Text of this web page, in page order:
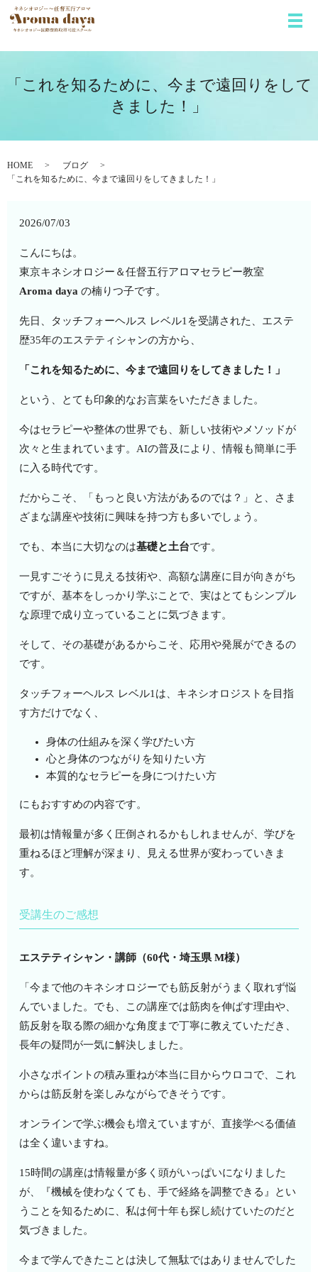
メ
「これを知るために、今まで遠回りをして
きました！」
HOME
ブログ
「これを知るために、今まで遠回りをしてきました！」
2026/07/03
こんにちは。
東京キネシオロジー＆任督五行アロマセラピー教室
Aroma daya の楠りつ子です。
先日、タッチフォーヘルス レベル1を受講された、エステ
歴35年のエステティシャンの方から、
「これを知るために、今まで遠回りをしてきました！」
という、とても印象的なお言葉をいただきました。
今はセラピーや整体の世界でも、新しい技術やメソッドが
次々と生まれています。AIの普及により、情報も簡単に手
に入る時代です。
だからこそ、「もっと良い方法があるのでは？」と、さま
ざまな講座や技術に興味を持つ方も多いでしょう。
でも、本当に大切なのは基礎と土台です。
一見すごそうに見える技術や、高額な講座に目が向きがち
ですが、基本をしっかり学ぶことで、実はとてもシンプル
な原理で成り立っていることに気づきます。
そして、その基礎があるからこそ、応用や発展ができるの
です。
タッチフォーヘルス レベル1は、キネシオロジストを目指
す方だけでなく、
身体の仕組みを深く学びたい方
心と身体のつながりを知りたい方
本質的なセラピーを身につけたい方
にもおすすめの内容です。
最初は情報量が多く圧倒されるかもしれませんが、学びを
重ねるほど理解が深まり、見える世界が変わっていきま
す。
受講生のご感想
エステティシャン・講師（60代・埼玉県 M様）
「今まで他のキネシオロジーでも筋反射がうまく取れず悩
んでいました。でも、この講座では筋肉を伸ばす理由や、
筋反射を取る際の細かな角度まで丁寧に教えていただき、
長年の疑問が一気に解決しました。
小さなポイントの積み重ねが本当に目からウロコで、これ
からは筋反射を楽しみながらできそうです。
オンラインで学ぶ機会も増えていますが、直接学べる価値
は全く違いますね。
15時間の講座は情報量が多く頭がいっぱいになりました
が、『機械を使わなくても、手で経絡を調整できる』とい
うことを知るために、私は何十年も探し続けていたのだと
気づきました。
今まで学んできたことは決して無駄ではありませんでした